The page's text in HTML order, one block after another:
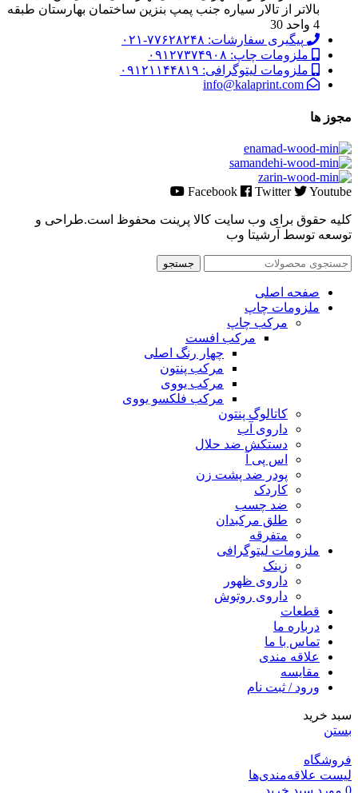
بالاتر از تالار سیاره جنب پمپ بنزین ساختمان بهارستان طبقه
4 واحد 30
پیگیری سفارشات: ۷۷۶۲۸۲۴۸-۰۲۱
ملزومات چاپ: ۰۹۱۲۷۳۷۴۹۰۸
ملزومات لیتوگرافی: ۰۹۱۲۱۱۴۴۸۱۹
info@kalaprint.com
مجوز ها
Facebook Twitter Youtube
کلیه حقوق برای وب سایت کالا پرینت محفوظ است.طراحی و
توسعه توسط آرشیتا وب
جستجو
صفحه اصلی
ملزومات چاپ
مرکب چاپ
مرکب افست
چهار رنگ اصلی
مرکب پنتون
مرکب یووی
مرکب فلکسو یووی
کاتالوگ پنتون
داروی آب
دستکش ضد حلال
اس پی آ
پودر ضد پشت زن
کاردک
ضد چسب
طلق مرکبدان
متفرقه
ملزومات لیتوگرافی
زینک
داروی ظهور
داروی روتوش
قطعات
درباره ما
تماس با ما
علاقه مندی
مقايسه
ورود / ثبت نام
سبد خرید
بستن
فروشگاه
لیست علاقه‌مندی‌ها
0 مورد سبد خرید